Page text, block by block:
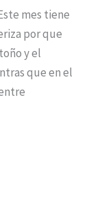
mes tiene
por que
y el
que en el